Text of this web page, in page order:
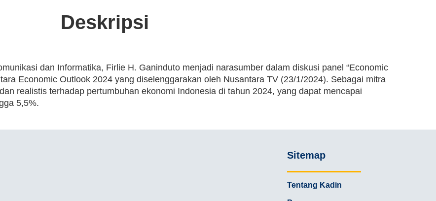
Deskripsi
dan Informatika, Firlie H. Ganinduto menjadi narasumber dalam diskusi panel “Economic
Economic Outlook 2024 yang diselenggarakan oleh Nusantara TV (23/1/2024). Sebagai mitra
realistis terhadap pertumbuhan ekonomi Indonesia di tahun 2024, yang dapat mencapai
5,5%.
Sitemap
Tentang Kadin